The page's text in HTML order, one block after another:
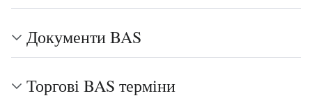
Документи BAS
Торгові BAS терміни